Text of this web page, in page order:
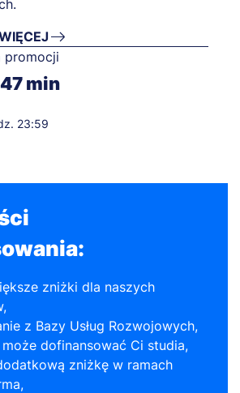
promocji
47min
23:59
zniżki dla naszych
z Bazy Usług Rozwojowych,
dofinansować Ci studia,
zniżkę w ramach